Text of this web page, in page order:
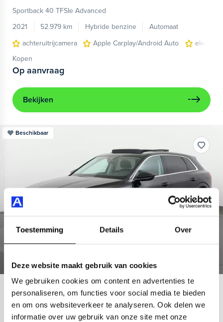
Toestemming Details Over
Deze website maakt gebruik van cookies
We gebruiken cookies om content en advertenties te
personaliseren, om functies voor social media te bieden
en om ons websiteverkeer te analyseren. Ook delen we
informatie over uw gebruik van onze site met onze
Sportback 40 TFSIe Advanced
2021
52.979 km Hybride benzine
Automaat
achteruitrijcamera
Apple Carplay/Android Auto
Kopen
Op aanvraag
Bekijken
Beschikbaar
Audi e-tron
55 quattro Advanced 95 kWh